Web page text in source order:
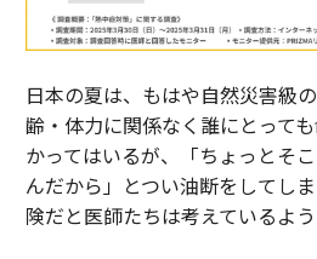
日本の夏は、もはや自然災害級
齢・体力に関係なく誰にとって
かってはいるが、「ちょっとそ
んだから」とつい油断をしてし
険だと医師たちは考えているよう